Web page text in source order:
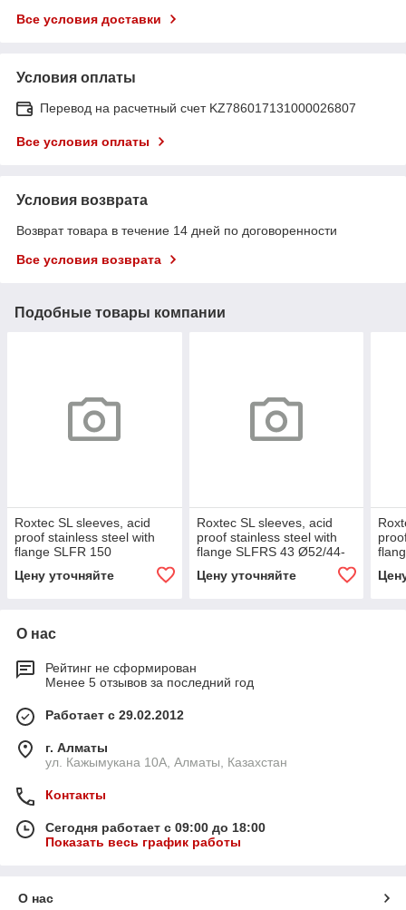
Все условия доставки
Условия оплаты
Перевод на расчетный счет KZ786017131000026807
Все условия оплаты
Условия возврата
Возврат товара в течение 14 дней по договоренности
Все условия возврата
Подобные товары компании
Roxtec SL sleeves, acid
proof stainless steel with
flange SLFR 150
Ø164/151-55MM AISI 316
Цену уточняйте
Roxtec SL sleeves, acid
proof stainless steel with
flange SLFRS 43 Ø52/44-
Цену уточняйте
О нас
Рейтинг не сформирован
Менее 5 отзывов за последний год
Работает с 29.02.2012
г. Алматы
ул. Кажымукана 10А, Алматы, Казахстан
Контакты
Сегодня работает с 09:00 до 18:00
Показать весь график работы
О нас